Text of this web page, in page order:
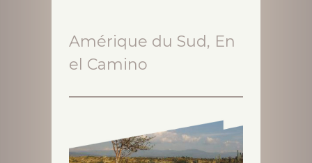
Amérique du Sud, En
el Camino